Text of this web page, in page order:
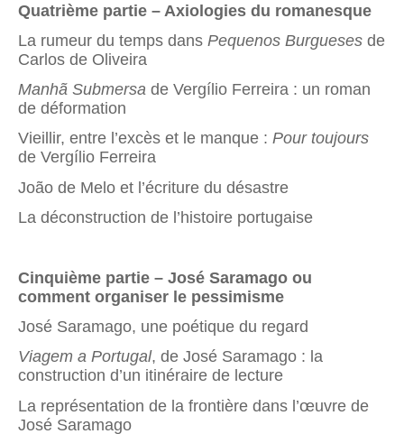
Quatrième partie – Axiologies du romanesque
La rumeur du temps dans Pequenos Burgueses de
Carlos de Oliveira
Manhã Submersa de Vergílio Ferreira : un roman
de déformation
Vieillir, entre l’excès et le manque : Pour toujours
de Vergílio Ferreira
João de Melo et l’écriture du désastre
La déconstruction de l’histoire portugaise
Cinquième partie – José Saramago ou
comment organiser le pessimisme
José Saramago, une poétique du regard
Viagem a Portugal, de José Saramago : la
construction d’un itinéraire de lecture
La représentation de la frontière dans l’œuvre de
José Saramago